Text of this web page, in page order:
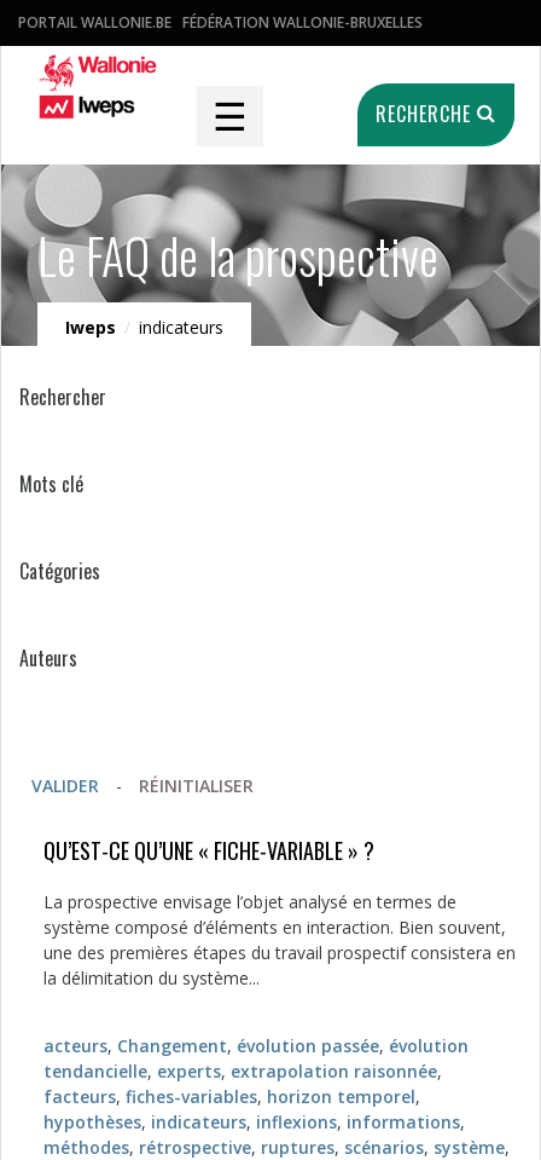
PORTAIL WALLONIE.BE FÉDÉRATION WALLONIE-BRUXELLES
☰ RECHERCHE
Le FAQ de la prospective
Iweps / indicateurs
Rechercher
Mots clé
Catégories
Auteurs
VALIDER - RÉINITIALISER
QU’EST-CE QU’UNE « FICHE-VARIABLE » ?
La prospective envisage l’objet analysé en termes de
système composé d’éléments en interaction. Bien souvent,
une des premières étapes du travail prospectif consistera en
la délimitation du système...
acteurs, Changement, évolution passée, évolution
tendancielle, experts, extrapolation raisonnée,
facteurs, fiches-variables, horizon temporel,
hypothèses, indicateurs, inflexions, informations,
méthodes, rétrospective, ruptures, scénarios, système,